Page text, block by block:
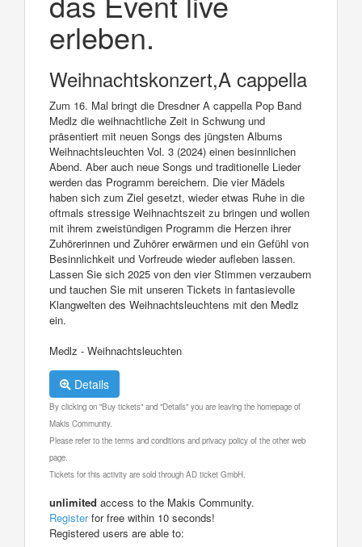
erleben.
Weihnachtskonzert,A cappella
Zum 16. Mal bringt die Dresdner A cappella Pop Band
Medlz die weihnachtliche Zeit in Schwung und
präsentiert mit neuen Songs des jüngsten Albums
Weihnachtsleuchten Vol. 3 (2024) einen besinnlichen
Abend. Aber auch neue Songs und traditionelle Lieder
werden das Programm bereichern. Die vier Mädels
haben sich zum Ziel gesetzt, wieder etwas Ruhe in die
oftmals stressige Weihnachtszeit zu bringen und wollen
mit ihrem zweistündigen Programm die Herzen ihrer
Zuhörerinnen und Zuhörer erwärmen und ein Gefühl von
Besinnlichkeit und Vorfreude wieder aufleben lassen.
Lassen Sie sich 2025 von den vier Stimmen verzaubern
und tauchen Sie mit unseren Tickets in fantasievolle
Klangwelten des Weihnachtsleuchtens mit den Medlz
ein.
Medlz - Weihnachtsleuchten
Details
By clicking on "Buy tickets" and "Details" you are leaving the homepage of
Makis Community.
Please refer to the terms and conditions and privacy policy of the other web
page.
Tickets for this activity are sold through AD ticket GmbH.
unlimited access to the Makis Community.
Registerfor free within 10 seconds!
Registered users are able to: